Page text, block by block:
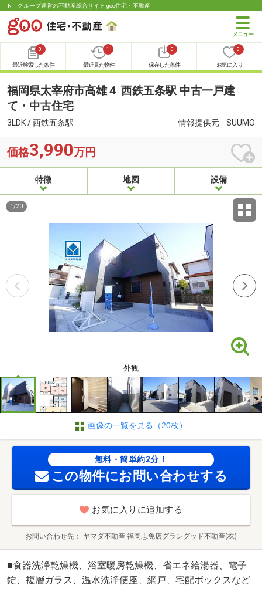
NTTグループ運営の不動産総合サイト goo住宅・不動産
0
最近検索した条件
1
最近見た物件
0
保存した条件
0
お気に入り
福岡県太宰府市高雄４ 西鉄五条駅 中古一戸建
て・中古住宅
3LDK / 西鉄五条駅 情報提供元 SUUMO
価格3,990万円
特徴 地図 設備
外観
1 /20
画像の一覧を見る（20枚）
無料・簡単約2分！
この物件にお問い合わせする
お気に入りに追加する
お問い合わせ先 ヤマダ不動産 福岡志免店グラングッド不動産(株)
■食器洗浄乾燥機、浴室暖房乾燥機、省エネ給湯器、電子
錠、複層ガラス、温水洗浄便座、網戸、宅配ボックスなど